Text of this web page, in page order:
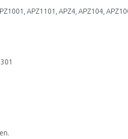
APZ1101, APZ4, APZ104,